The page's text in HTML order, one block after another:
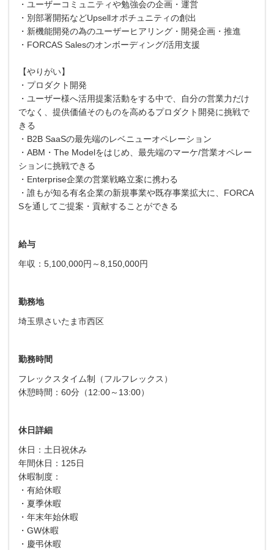
・ユーザーコミュニティや勉強会の企画・運営
・別部署開拓などUpsellオポチュニティの創出
・新機能開発の為のユーザーヒアリング・開発企画・推進
・FORCAS Salesのオンボーディング/活用支援
【やりがい】
・プロダクト開発
・ユーザー様へ活用提案活動をする中で、自分の営業力だけ
でなく、提供価値そのものを高めるプロダクト開発に挑戦で
きる
・B2B SaaSの最先端のレベニューオペレーション
・ABM・The Modelをはじめ、最先端のマーケ/営業オペレー
ションに挑戦できる
・Enterprise企業の営業戦略立案に携わる
・誰もが知る有名企業の新規事業や既存事業拡大に、FORCA
Sを通してご提案・貢献することができる
給与
年収：5,100,000円～8,150,000円
勤務地
埼玉県さいたま市西区
勤務時間
フレックスタイム制（フルフレックス）
休憩時間：60分（12:00～13:00）
休日詳細
休日：土日祝休み
年間休日：125日
休暇制度：
・有給休暇
・夏季休暇
・年末年始休暇
・GW休暇
・慶弔休暇